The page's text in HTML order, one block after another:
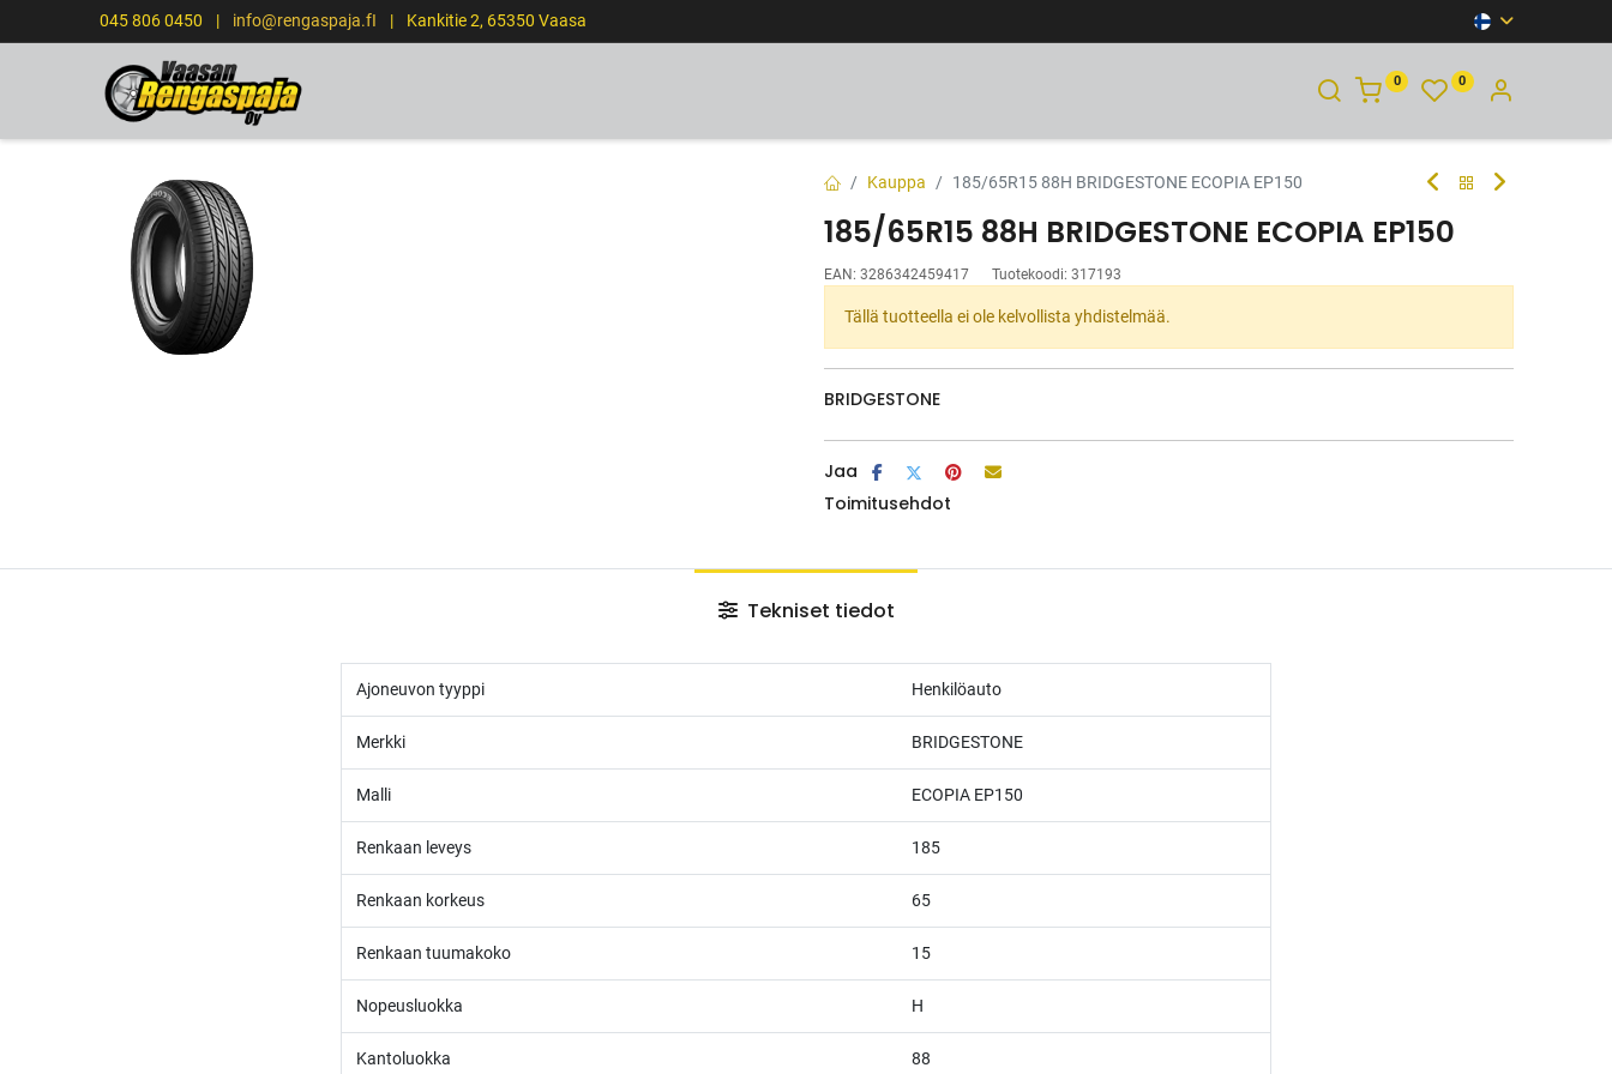
045 806 0450 | info@rengaspaja.fI | Kankitie 2, 65350 Vaasa
0 0
Kauppa 185/65R15 88H BRIDGESTONE ECOPIA EP150
185/65R15 88H BRIDGESTONE ECOPIA EP150
EAN: 3286342459417 Tuotekoodi: 317193
Tällä tuotteella ei ole kelvollista yhdistelmää.
BRIDGESTONE
Jaa
Toimitusehdot
Tekniset tiedot
Ajoneuvon tyyppi Henkilöauto
Merkki BRIDGESTONE
Malli ECOPIA EP150
Renkaan leveys 185
Renkaan korkeus 65
Renkaan tuumakoko 15
Nopeusluokka H
Kantoluokka 88